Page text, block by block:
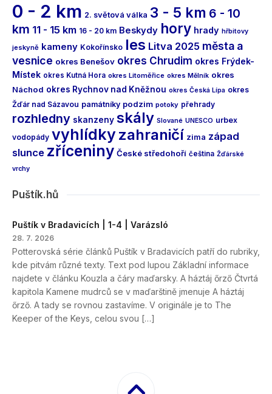
0 - 2 km 2. světová válka 3 - 5 km 6 - 10
km 11 - 15 km 16 - 20 km Beskydy hory hrady hřbitovy
jeskyně kameny Kokořínsko les Litva 2025 města a
vesnice okres Benešov okres Chrudim okres Frýdek-
Místek okres Kutná Hora okres Litoměřice okres Mělník okres
Náchod okres Rychnov nad Kněžnou okres Česká Lípa okres
Žďár nad Sázavou památníky podzim potoky přehrady
rozhledny skanzeny skály Slované UNESCO urbex
vodopády vyhlídkyzahraničí zima západ
slunce zříceniny České středohoří čeština Žďárské
vrchy
Puštík.hů
Puštík v Bradavicích | 1-4 | Varázsló
28. 7. 2026
Potterovská série článků Puštík v Bradavicích patří do rubriky,
kde pitvám různé texty. Text pod lupou Základní informace
najdete v článku Kouzla a čáry maďarsky. A háztáj őrző Čtvrtá
kapitola Kamene mudrců se v maďarštině jmenuje A háztáj
őrző. A tady se rovnou zastavíme. V originále je to The
Keeper of the Keys, celou svou […]